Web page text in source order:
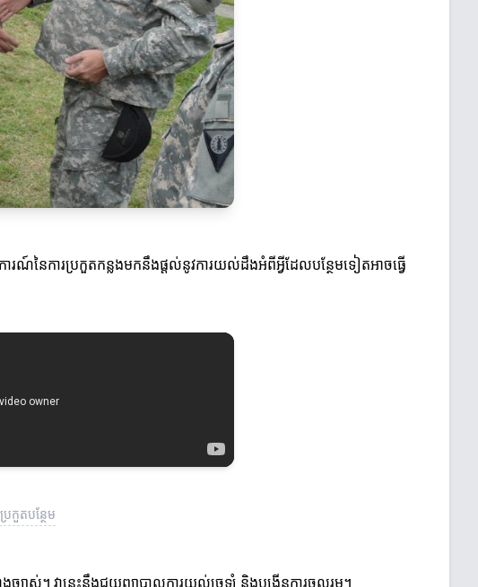
រណ៍នៃការប្រកួតកន្លងមកនឹងផ្ដល់នូវការយល់ដឹងអំពីអ្វីដែលបន្ថែមទៀតអាចធ្វើ
កួតបន្ថែម
ាស់។ វានេះនឹងជួយព្យាបាលការយល់ច្រឡំ និងបង្កើនការចូលរួម។